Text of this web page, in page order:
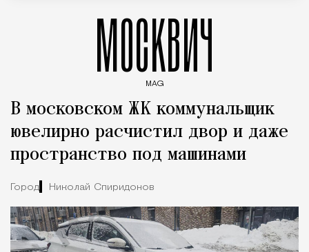
МОСКВИЧ
MAG
В московском ЖК коммунальщик
ювелирно расчистил двор и даже
пространство под машинами
Город Николай Спиридонов